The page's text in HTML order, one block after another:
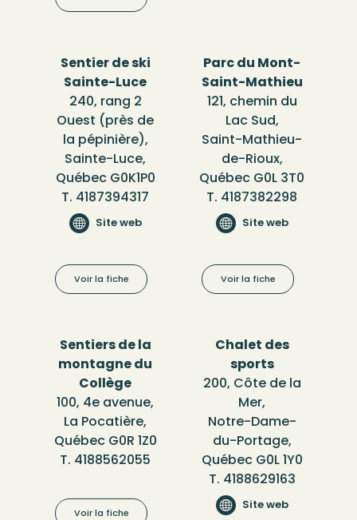
Sentier de ski
Sainte-Luce
240, rang 2
Ouest (près de
la pépinière),
Sainte-Luce,
Québec G0K1P0
T. 4187394317
Site web
Voir la fiche
Parc du Mont-
Saint-Mathieu
121, chemin du
Lac Sud,
Saint-Mathieu-
de-Rioux,
Québec G0L 3T0
T. 4187382298
Site web
Voir la fiche
Sentiers de la
montagne du
Collège
100, 4e avenue,
La Pocatière,
Québec G0R 1Z0
T. 4188562055
Voir la fiche
Chalet des
sports
200, Côte de la
Mer,
Notre-Dame-
du-Portage,
Québec G0L 1Y0
T. 4188629163
Site web